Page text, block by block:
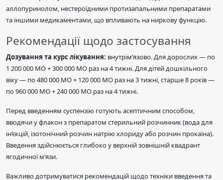
аллопуринолом, нестероїдними протизапальними препаратами
та іншими медикаментами, що впливають на ниркову функцію.
Рекомендації щодо застосування
Дозування та курс лікування: внутрім’язово. Для дорослих — по
1 200 000 МО + 300 000 МО раз на 4 тижні. Для дітей дошкільного
віку — по 480 000 МО + 120 000 МО раз на 3 тижні, старше 8 років —
по 960 000 МО + 240 000 МО раз на 4 тижні.
Перед введенням суспензію готують асептичним способом,
вводячи у флакон з препаратом стерильний розчинник (вода для
ін’єкцій, ізотонічний розчин натрію хлориду або розчин прокаїна).
Введення здійснюється глибоко у верхній зовнішній квадрант
ягодичної м’язи.
Важливо дотримуватися рекомендацій щодо техніки введення та